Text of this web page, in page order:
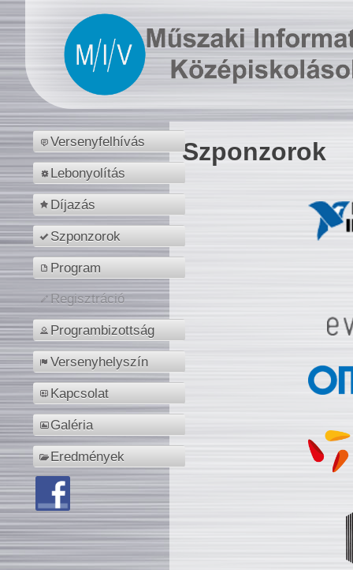
Versenyfelhívás
Lebonyolítás
Díjazás
Szponzorok
Program
Regisztráció
Programbizottság
Versenyhelyszín
Kapcsolat
Galéria
Eredmények
Szponzorok